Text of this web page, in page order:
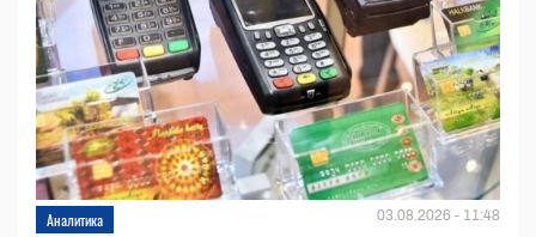
Аналитика 03.08.2026 - 11:48